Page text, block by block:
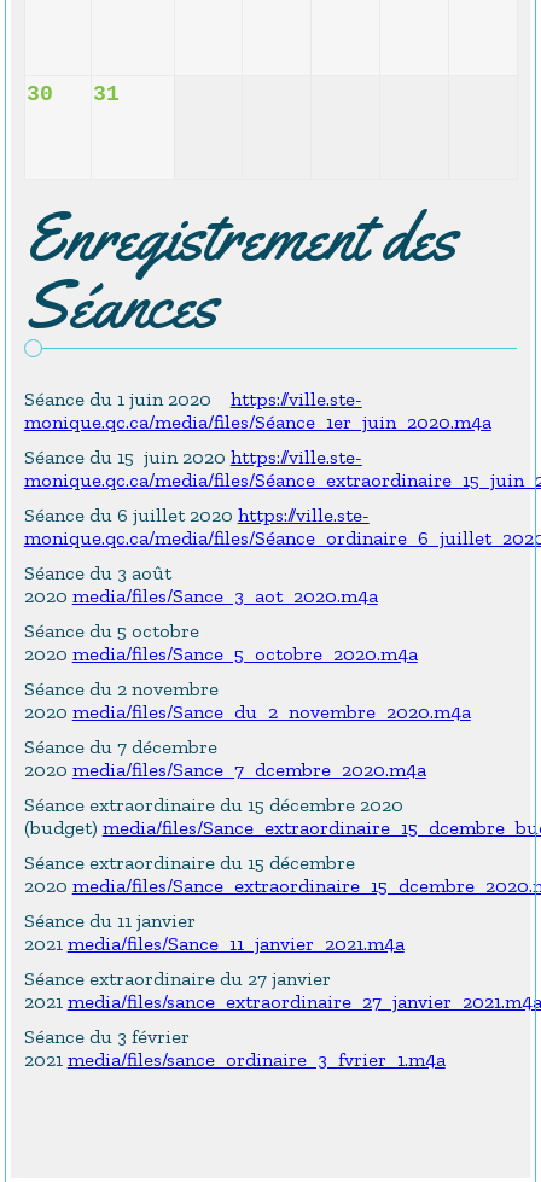
30 31
Enregistrement des
Séances
Séance du 1 juin 2020 https://ville.ste-
monique.qc.ca/media/files/Séance_1er_juin_2020.m4a
Séance du 15 juin 2020 https://ville.ste-
monique.qc.ca/media/files/
Séance du 6 juillet 2020 https://ville.ste-
monique.qc.ca/media/files/
Séance du 3 août
2020 media/files/Sance_3_aot_2020.m4a
Séance du 5 octobre
2020 media/files/Sance_5_octobre_2020.m4a
Séance du 2 novembre
2020 media/files/Sance_du_2_novembre_2020.m4a
Séance du 7 décembre
2020 media/files/Sance_7_dcembre_2020.m4a
Séance extraordinaire du 15 décembre 2020
(budget) media/files/
Séance extraordinaire du 15 décembre
2020 media/files/
Séance du 11 janvier
2021 media/files/Sance_11_janvier_2021.m4a
Séance extraordinaire du 27 janvier
2021 media/files/sance_extraordinaire_27_janvier_2021.m4a
Séance du 3 février
2021 media/files/sance_ordinaire_3_fvrier_1.m4a